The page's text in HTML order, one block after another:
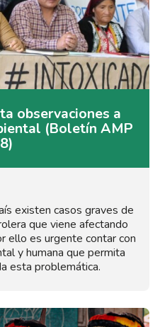
observaciones a
(Boletín AMP
existen casos graves de
que viene afectando
ello es urgente contar con
y humana que permita
esta problemática.